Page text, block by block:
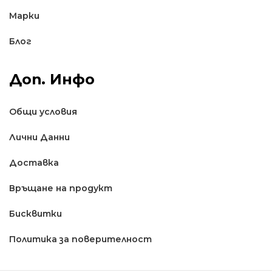
Марки
Блог
Доп. Инфо
Общи условия
Лични Данни
Доставкa
Връщане на продукт
Бисквитки
Политика за поверителност